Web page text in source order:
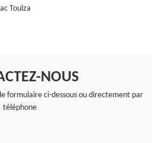
Toulza
NOUS
formulaire ci-dessous ou directement par
téléphone